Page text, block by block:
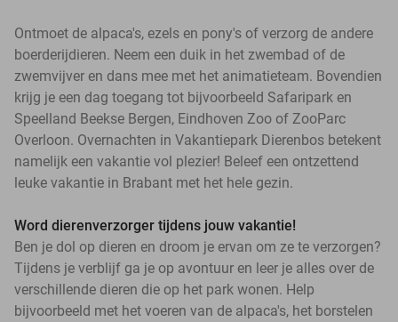
Ontmoet de alpaca's, ezels en pony's of verzorg de andere
boerderijdieren. Neem een duik in het zwembad of de
zwemvijver en dans mee met het animatieteam. Bovendien
krijg je een dag toegang tot bijvoorbeeld Safaripark en
Speelland Beekse Bergen, Eindhoven Zoo of ZooParc
Overloon. Overnachten in Vakantiepark Dierenbos betekent
namelijk een vakantie vol plezier! Beleef een ontzettend
leuke vakantie in Brabant met het hele gezin.
Word dierenverzorger tijdens jouw vakantie!
Ben je dol op dieren en droom je ervan om ze te verzorgen?
Tijdens je verblijf ga je op avontuur en leer je alles over de
verschillende dieren die op het park wonen. Help
bijvoorbeeld met het voeren van de alpaca's, het borstelen